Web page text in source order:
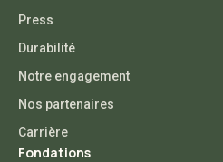
Press
Durabilité
Notre engagement
Nos partenaires
Carrière
Fondations